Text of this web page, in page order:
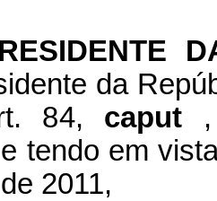
da
84, caput
tendo em
2011,